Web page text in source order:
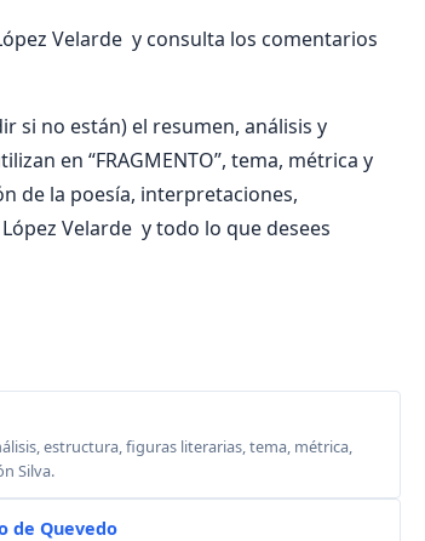
Velarde y consulta los comentarios
si no están) el resumen, análisis y
en “FRAGMENTO”, tema, métrica y
de la poesía, interpretaciones,
Velarde y todo lo que desees
estructura, figuras literarias, tema, métrica,
Silva.
de Quevedo